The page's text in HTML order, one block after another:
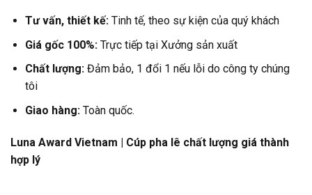
Tư vấn, thiết kế: Tinh tế, theo sự kiện của quý khách
Giá gốc 100%: Trực tiếp tại Xưởng sản xuất
Chất lượng: Đảm bảo, 1 đổi 1 nếu lỗi do công ty chúng
tôi
Giao hàng: Toàn quốc.
Luna Award Vietnam | Cúp pha lê chất lượng giá thành
hợp lý